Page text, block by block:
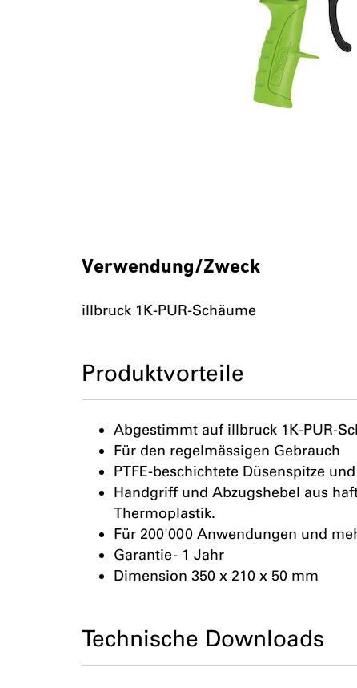
Verwendung/Zweck
illbruck 1K-PUR-Schäume
Produktvorteile
Abgestimmt auf illbruck 1K-PUR-
Für den regelmässigen Gebrauch
PTFE-beschichtete Düsenspitze
Handgriff und Abzugshebel aus
Thermoplastik.
Für 200'000 Anwendungen und
Garantie - 1 Jahr
Dimension 350 x 210 x 50 mm
Technische Downloads